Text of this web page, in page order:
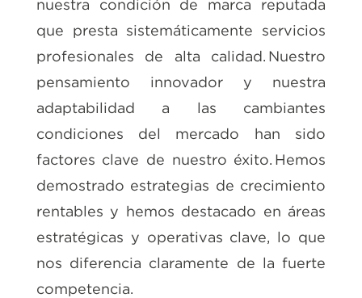
nuestra condición de marca reputada
que presta sistemáticamente servicios
profesionales de alta calidad. Nuestro
pensamiento innovador y nuestra
adaptabilidad a las cambiantes
condiciones del mercado han sido
factores clave de nuestro éxito. Hemos
demostrado estrategias de crecimiento
rentables y hemos destacado en áreas
estratégicas y operativas clave, lo que
nos diferencia claramente de la fuerte
competencia.